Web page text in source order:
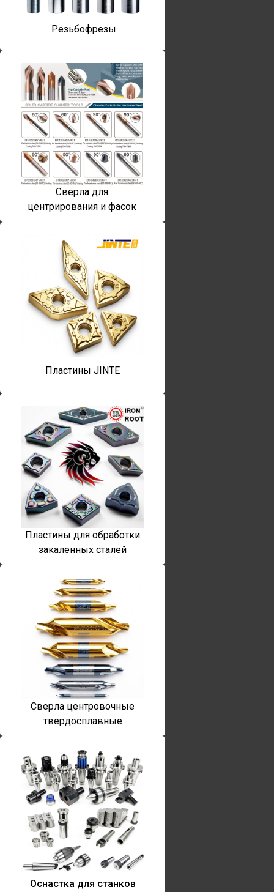
Резьбофрезы
Сверла для
центрирования и фасок
Пластины JINTE
Пластины для обработки
закаленных сталей
Сверла центровочные
твердосплавные
Оснастка для станков